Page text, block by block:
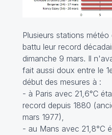
Plusieurs stations
battu leur record
dimanche 9 mars. Il
fait aussi doux entre le
début des mesures à :
- à Paris avec 21,6°C
record depuis 1880
mars 1977),
- au Mans avec 21,8°C